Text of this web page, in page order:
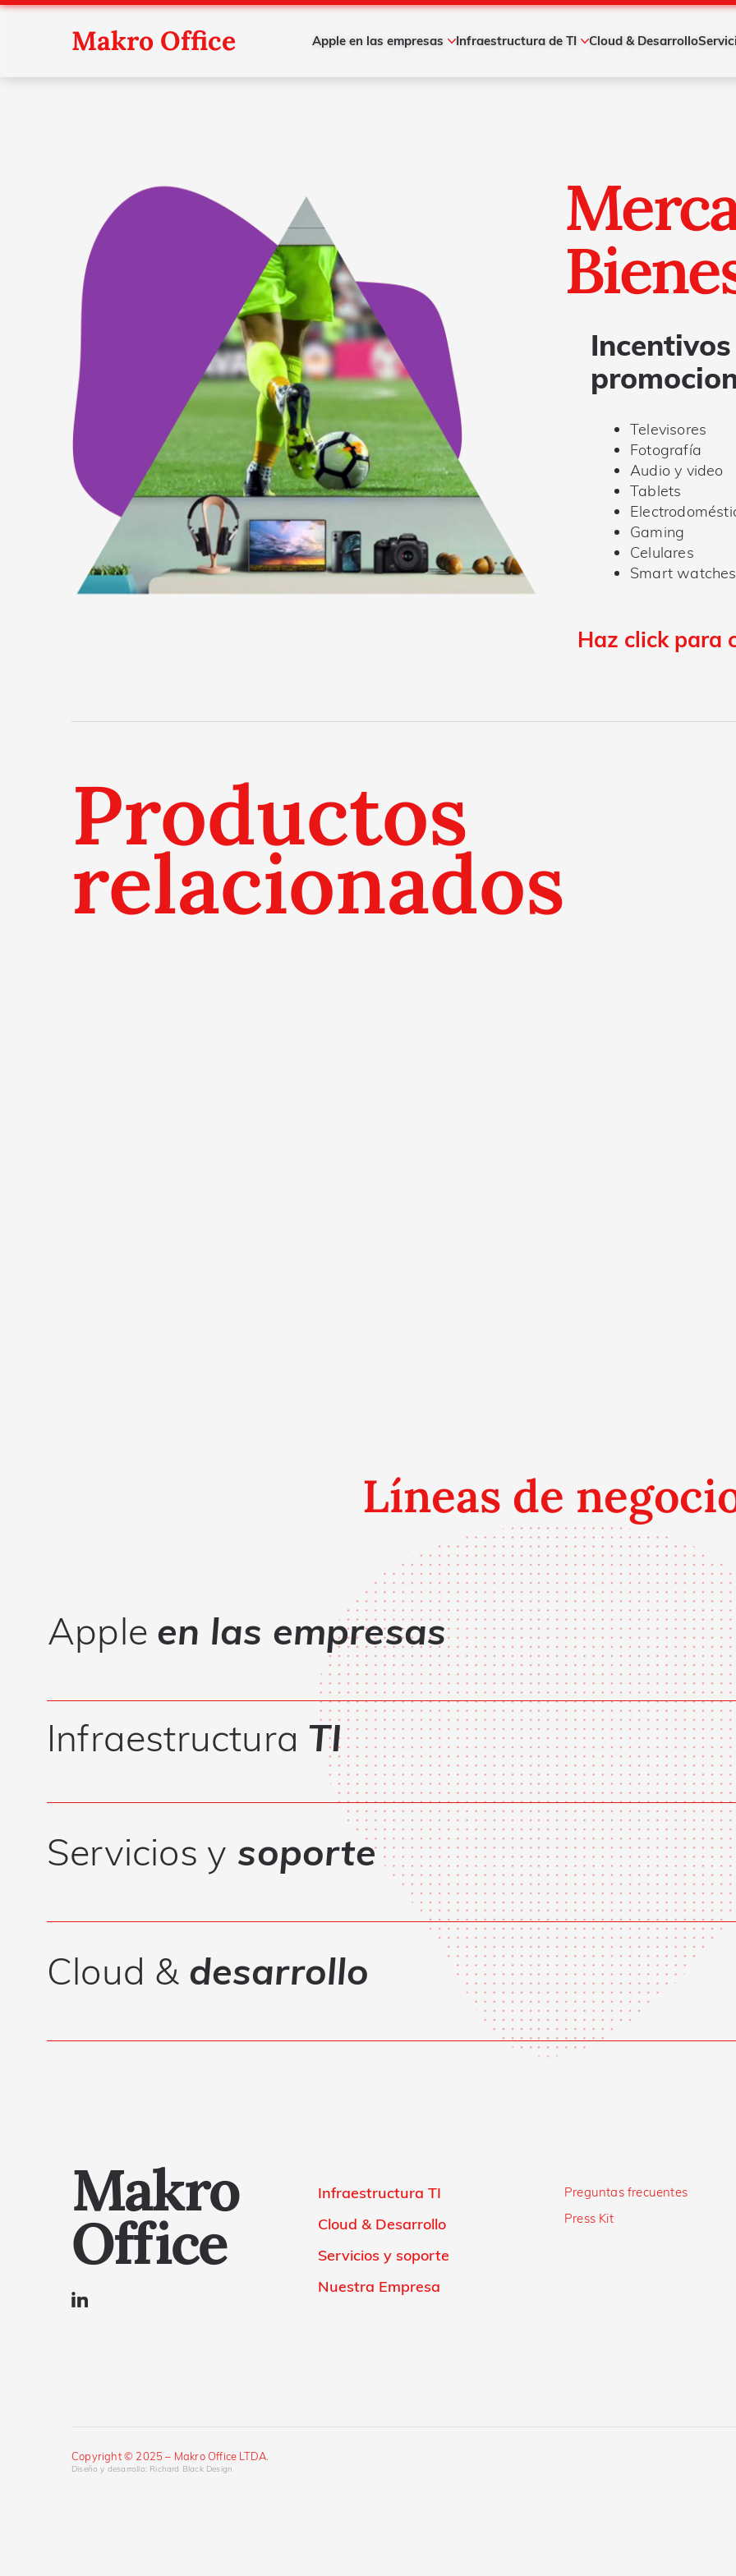
Makro Office Apple en las empresas
Mac
Infraestructura de TI
Accesorios y periféricos
Cloud & Desarrollo
Televisores
Fotografía
Audio y video
Tablets
Gaming
Celulares
Smart watches
Haz click para
Productos
relacionados
Líneas de
Apple en las empresas
Infraestructura TI
Servicios y soporte
Cloud & desarrollo
Makro
Office
Infraestructura TI
Cloud & Desarrollo
Servicios y soporte
Nuestra Empresa
Preguntas frecuentes
Press Kit
Copyright © 2025 – Makro Office LTDA.
Diseño y desarrollo: Richard Black Design